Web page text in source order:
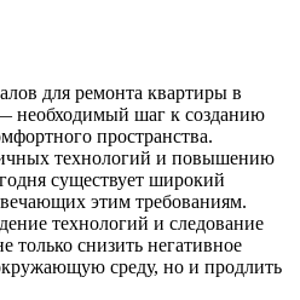
для ремонта квартиры в
необходимый шаг к созданию
пространства.
технологий и повышению
существует широкий
этим требованиям.
технологий и следование
только снизить негативное
среду, но и продлить